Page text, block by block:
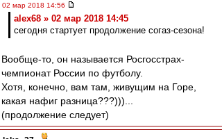
02 мар 2018 14:56
alex68 » 02 мар 2018 14:45
сегодня стартует продолжение согаз-сезона!
Вообще-то, он называется Росгосстрах-
чемпионат России по футболу.
Хотя, конечно, вам там, живущим на Горе,
какая нафиг разница???)))...
(продолжение следует)